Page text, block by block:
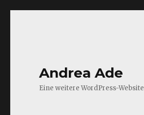
Andrea Ade
Eine weitere WordPress-Website